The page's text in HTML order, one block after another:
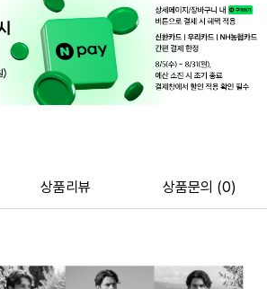
상품리뷰 상품문의 (0)